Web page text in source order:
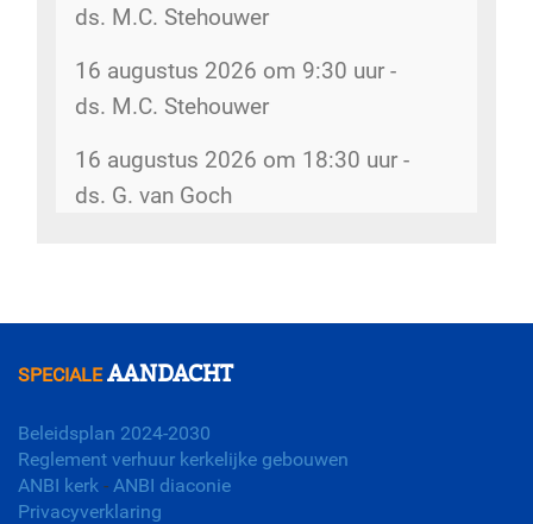
Dorpsstraat 207
Rommelmarkt - 14 augustus 2026
Dorpsstraat 207
Kopij kerkbode - 14 augustus 2026
5gemeenten@hervormdscherpenzeel.nl
Omzien naar elkaar - 17 juli 2026
Veranderingen kerkenraad - 3 juli
ds. M.C. Stehouwer
16 augustus 2026 om 9:30 uur -
ds. M.C. Stehouwer
16 augustus 2026 om 18:30 uur -
ds. G. van Goch
SPECIALEAANDACHT
Beleidsplan 2024-2030
Reglement verhuur kerkelijke gebouwen
ANBI kerk - ANBI diaconie
Privacyverklaring